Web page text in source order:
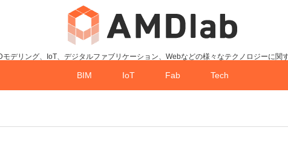
デリング、IoT、デジタルファブリケーション、Webなどの様々なテクノロジーに関
BIM IoT Fab Tech